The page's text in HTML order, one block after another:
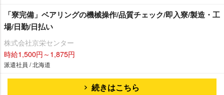
「寮完備」ベアリングの機械操作/品質チェック/即入寮/製造・工
場/日勤/日払い
株式会社京栄センター
時給1,500円～1,875円
派遣社員 / 北海道
続きはこちら